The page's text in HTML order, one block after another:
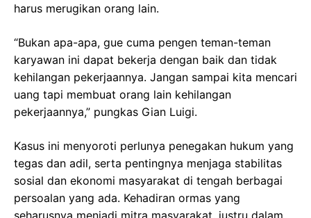
harus merugikan orang lain.
“Bukan apa-apa, gue cuma pengen teman-teman
karyawan ini dapat bekerja dengan baik dan tidak
kehilangan pekerjaannya. Jangan sampai kita mencari
uang tapi membuat orang lain kehilangan
pekerjaannya,” pungkas Gian Luigi.
Kasus ini menyoroti perlunya penegakan hukum yang
tegas dan adil, serta pentingnya menjaga stabilitas
sosial dan ekonomi masyarakat di tengah berbagai
persoalan yang ada. Kehadiran ormas yang
seharusnya menjadi mitra masyarakat, justru dalam